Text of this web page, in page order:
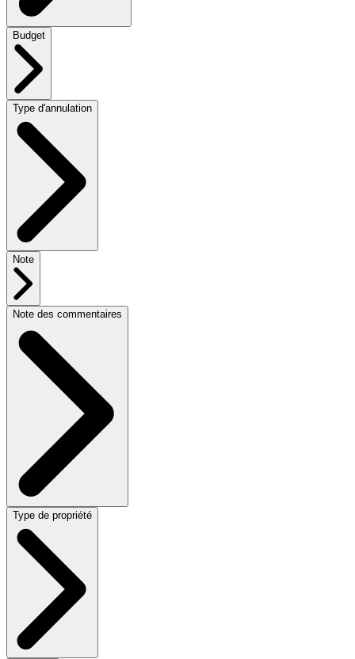
Budget
Type d'annulation
Note
Note des commentaires
Type de propriété